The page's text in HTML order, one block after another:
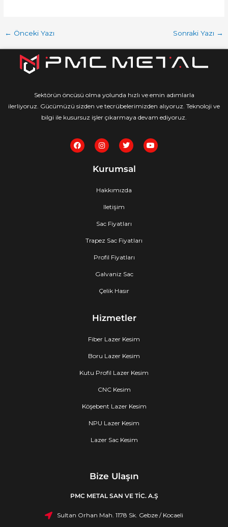
← Önceki Yazı Sonraki Yazı →
Sektörün öncüsü olma yolunda hızlı ve emin adımlarla
ilerliyoruz. Gücümüzü sizden ve tecrübelerimizden alıyoruz. Teknoloji ve
bilgi ile kusursuz işler çıkarmaya devam ediyoruz.
F
a
c
I
n
s
a
a
T
w
i
t
Y
o
u
Kurumsal
Hakkımızda
Iletişim
Sac Fiyatları
Trapez Sac Fiyatları
Profil Fiyatları
Galvaniz Sac
Çelik Hasır
Hizmetler
Fiber Lazer Kesim
Boru Lazer Kesim
Kutu Profil Lazer Kesim
CNC Kesim
Köşebent Lazer Kesim
NPU Lazer Kesim
Lazer Sac Kesim
Bize Ulaşın
PMC METAL SAN VE TİC. A.Ş
Sultan Orhan Mah. 1178 Sk. Gebze / Kocaeli